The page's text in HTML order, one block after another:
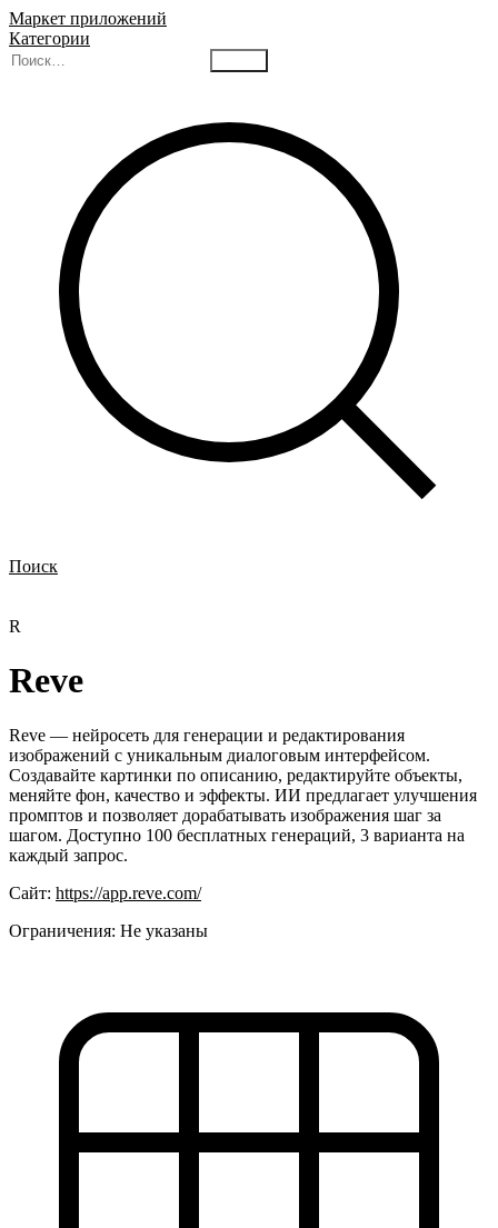
Маркет приложений
Категории
Поиск
R
Reve
Reve — нейросеть для генерации и редактирования
изображений с уникальным диалоговым интерфейсом.
Создавайте картинки по описанию, редактируйте объекты,
меняйте фон, качество и эффекты. ИИ предлагает улучшения
промптов и позволяет дорабатывать изображения шаг за
шагом. Доступно 100 бесплатных генераций, 3 варианта на
каждый запрос.
Сайт: https://app.reve.com/
Ограничения: Не указаны